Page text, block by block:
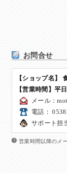
お問合せ
【ショップ名】
【営業時間】
メール：
電話：
サポート担
営業時間以降のメ